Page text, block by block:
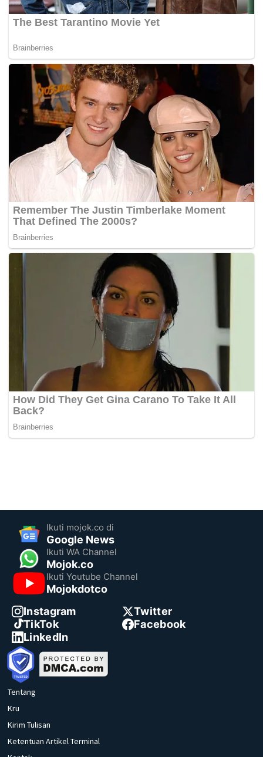
Ikuti mojok.co di
Google News
Ikuti WA Channel
Mojok.co
Ikuti Youtube Channel
Mojokdotco
Instagram
Twitter
TikTok
Facebook
LinkedIn
Tentang
Kru
Kirim Tulisan
Ketentuan Artikel Terminal